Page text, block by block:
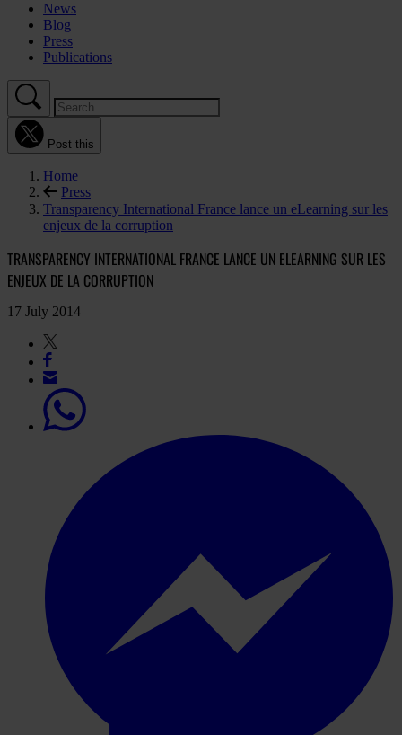
News
Blog
Press
Publications
Post this
Home
Press
Transparency International France lance un eLearning sur les
enjeux de la corruption
TRANSPARENCY INTERNATIONAL FRANCE LANCE UN ELEARNING SUR LES
ENJEUX DE LA CORRUPTION
17 July 2014